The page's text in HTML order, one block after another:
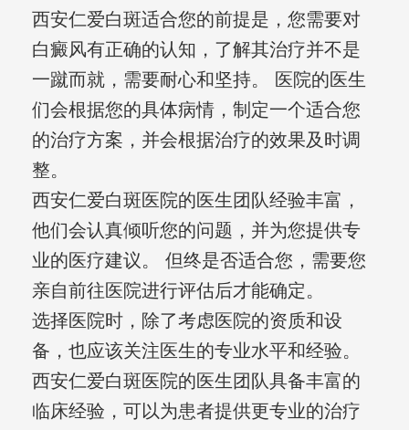
西安仁爱白斑适合您的前提是，您需要对
白癜风有正确的认知，了解其治疗并不是
一蹴而就，需要耐心和坚持。 医院的医生
们会根据您的具体病情，制定一个适合您
的治疗方案，并会根据治疗的效果及时调
整。
西安仁爱白斑医院的医生团队经验丰富，
他们会认真倾听您的问题，并为您提供专
业的医疗建议。 但终是否适合您，需要您
亲自前往医院进行评估后才能确定。
选择医院时，除了考虑医院的资质和设
备，也应该关注医生的专业水平和经验。
西安仁爱白斑医院的医生团队具备丰富的
临床经验，可以为患者提供更专业的治疗